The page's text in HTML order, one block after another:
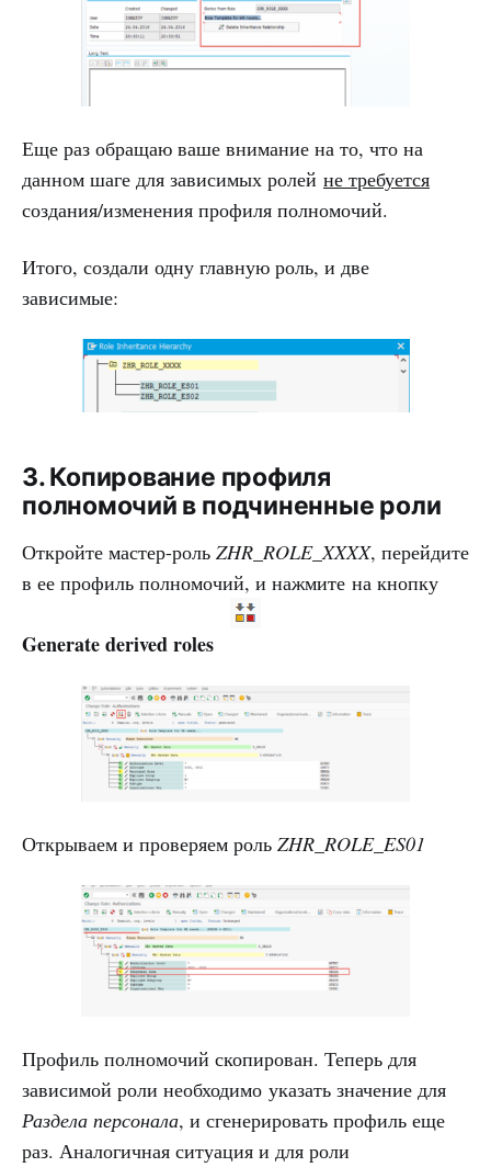
Еще раз обращаю ваше внимание на то, что на
данном шаге для зависимых ролей не требуется
создания/изменения профиля полномочий.
Итого, создали одну главную роль, и две
зависимые:
3. Копирование профиля
полномочий в подчиненные роли
Откройте мастер-роль ZHR_ROLE_XXXX, перейдите
в ее профиль полномочий, и нажмите на кнопку
Generate derived roles
Открываем и проверяем роль ZHR_ROLE_ES01
Профиль полномочий скопирован. Теперь для
зависимой роли необходимо указать значение для
Раздела персонала, и сгенерировать профиль еще
раз. Аналогичная ситуация и для роли